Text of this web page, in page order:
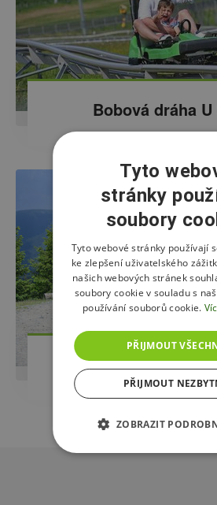
Bobová dráha
Koloběžky
Tyto
stránky
soubory
Tyto webové stránky používají
ke zlepšení uživatelského
našich webových stránek
soubory cookie v souladu s
používání souborů cookie.
PŘIJMOUT
PŘIJMOUT
ZOBRAZIT